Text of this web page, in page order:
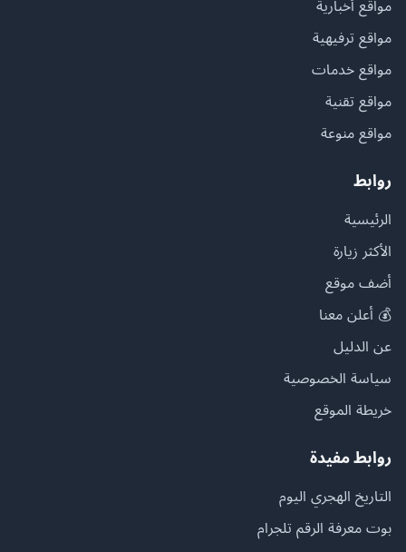
مواقع أخبارية
مواقع ترفيهية
مواقع خدمات
مواقع تقنية
مواقع منوعة
روابط
الرئيسية
الأكثر زيارة
أضف موقع
💰 أعلن معنا
عن الدليل
سياسة الخصوصية
خريطة الموقع
روابط مفيدة
التاريخ الهجري اليوم
بوت معرفة الرقم تلجرام